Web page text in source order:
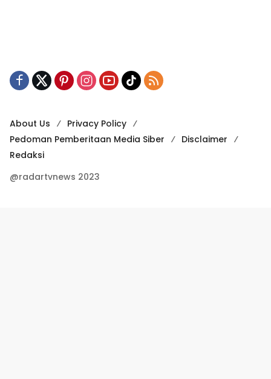
About Us
Privacy Policy
Pedoman Pemberitaan Media Siber
Disclaimer
Redaksi
@radartvnews 2023